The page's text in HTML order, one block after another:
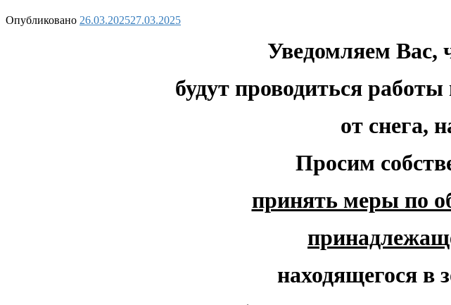
Опубликовано 26.03.202527.03.2025
Уведомляем Вас,
будут проводиться
от снега,
Просим
принять меры по
находящегося в